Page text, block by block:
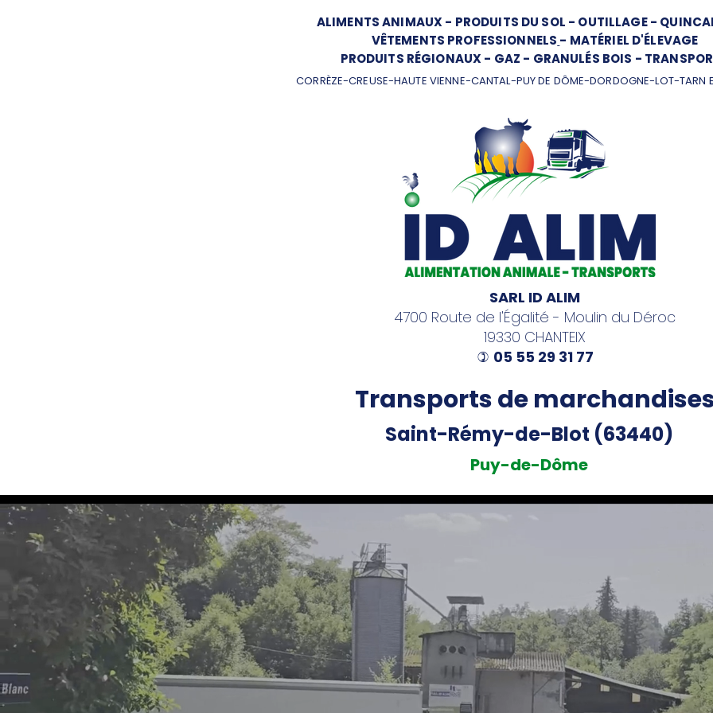
ALIMENTS ANIMAUX- PRODUITS DU SOL - OUTILLAGE-
VÊTEMENTS PROFESSIONNELS - MATÉRIEL D'ÉLEVAGE
PRODUITS RÉGIONAUX- GAZ - GRANULÉS BOIS -
CORRÈZE-CREUSE-HAUTE VIENNE-CANTAL-PUY DE DÔME-DORDOGNE-LOT-TARN
SARL ID ALIM
4700 Route de l'Égalité - Moulin du Déroc
19330 CHANTEIX
) 05 55 29 31 77
Transports de
Saint-Rémy-de-Blot (63440)
Puy-de-Dôme